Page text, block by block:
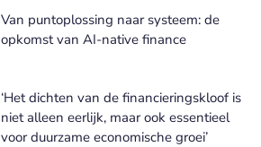
Van puntoplossing naar systeem: de
opkomst van AI-native finance
‘Het dichten van de financieringskloof is
niet alleen eerlijk, maar ook essentieel
voor duurzame economische groei’